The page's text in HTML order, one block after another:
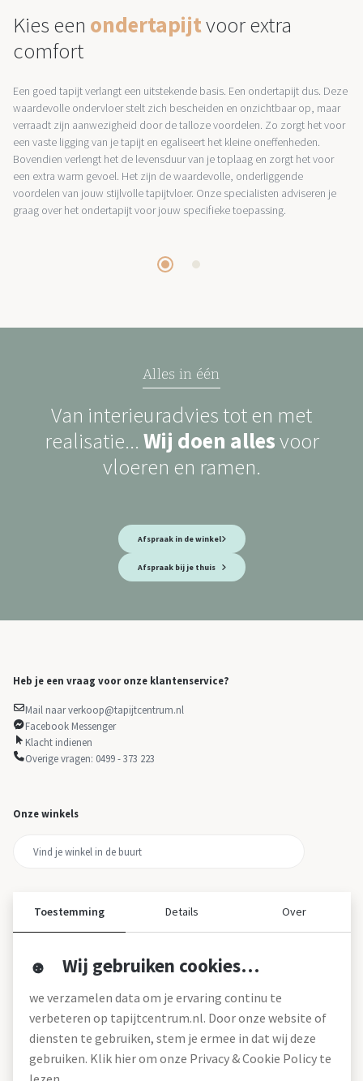
Kies een ondertapijtvoor extra
comfort
Een goed tapijt verlangt een uitstekende basis. Een ondertapijt dus. Deze
waardevolle ondervloer stelt zich bescheiden en onzichtbaar op, maar
verraadt zijn aanwezigheid door de talloze voordelen. Zo zorgt het voor
een vaste ligging van je tapijt en egaliseert het kleine oneffenheden.
Bovendien verlengt het de levensduur van je toplaag en zorgt het voor
een extra warm gevoel. Het zijn de waardevolle, onderliggende
voordelen van jouw stijlvolle tapijtvloer. Onze specialisten adviseren je
graag over het ondertapijt voor jouw specifieke toepassing.
Alles in één
Van interieuradvies tot en met
realisatie... Wij doen allesvoor
vloeren en ramen.
Afspraak in de winkel
Afspraak bij je thuis
Heb je een vraag voor onze klantenservice?
Mail naar verkoop@tapijtcentrum.nl
Facebook Messenger
Klacht indienen
Overige vragen: 0499 - 373 223
Onze winkels
Over tapijtcentrum
Werken bij
Montageservice
Blog
Toestemming Details Over
Wij gebruiken cookies…
we verzamelen data om je ervaring continu te
verbeteren op tapijtcentrum.nl. Door onze website of
diensten te gebruiken, stem je ermee in dat wij deze
gebruiken. Klik hier om onze Privacy & Cookie Policy te